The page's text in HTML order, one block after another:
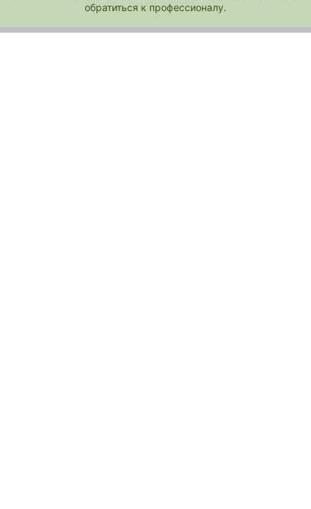
обратиться к профессионалу.